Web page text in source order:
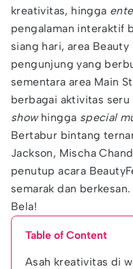
kreativitas, hingga
pengalaman interaktif
siang hari, area
pengunjung yang
sementara area Main
berbagai aktivitas
showhingga special
Bertabur bintang
Jackson, Mischa
penutup acara
semarak dan
Bela!
Table of Content
Asah kreativitas di